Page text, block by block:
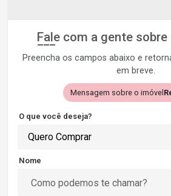
Fale com a gente
Preencha os campos abaixo e
em breve.
Mensagem sobre o imóvel
O que você deseja?
Quero Comprar
Nome